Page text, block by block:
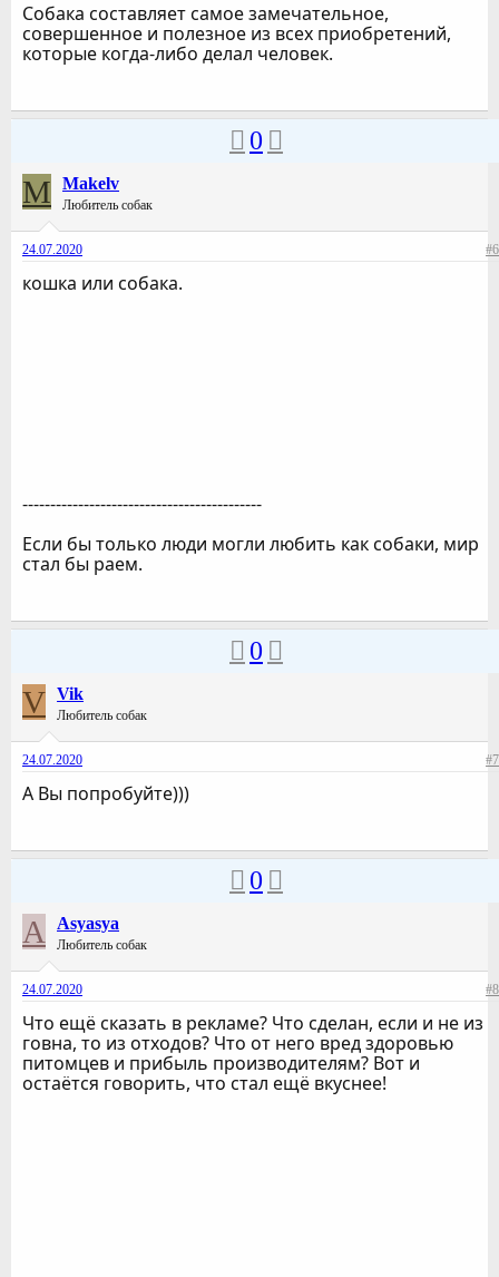
Собака составляет самое замечательное,
совершенное и полезное из всех приобретений,
которые когда-либо делал человек.
0
M Makelv
Любитель собак
24.07.2020 #6
кошка или собака.
-------------------------------------------
Если бы только люди могли любить как собаки, мир
стал бы раем.
0
V Vik
Любитель собак
24.07.2020 #7
А Вы попробуйте)))
0
A Asyasya
Любитель собак
24.07.2020 #8
Что ещё сказать в рекламе? Что сделан, если и не из
говна, то из отходов? Что от него вред здоровью
питомцев и прибыль производителям? Вот и
остаётся говорить, что стал ещё вкуснее!